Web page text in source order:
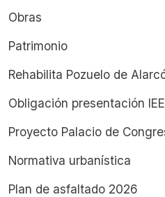
Obras
Patrimonio
Rehabilita Pozuelo de
Obligación presentación IEE
Proyecto Palacio de
Normativa urbanística
Plan de asfaltado 2026